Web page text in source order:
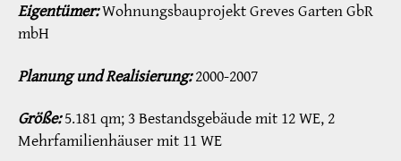
Eigentümer:Wohnungsbauprojekt Greves Garten GbR
mbH
Planung und Realisierung:2000-2007
Größe:5.181 qm; 3 Bestandsgebäude mit 12 WE, 2
Mehrfamilienhäuser mit 11 WE